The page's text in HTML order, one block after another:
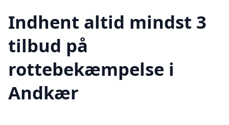
Indhent altid mindst 3
tilbud på
rottebekæmpelse i
Andkær